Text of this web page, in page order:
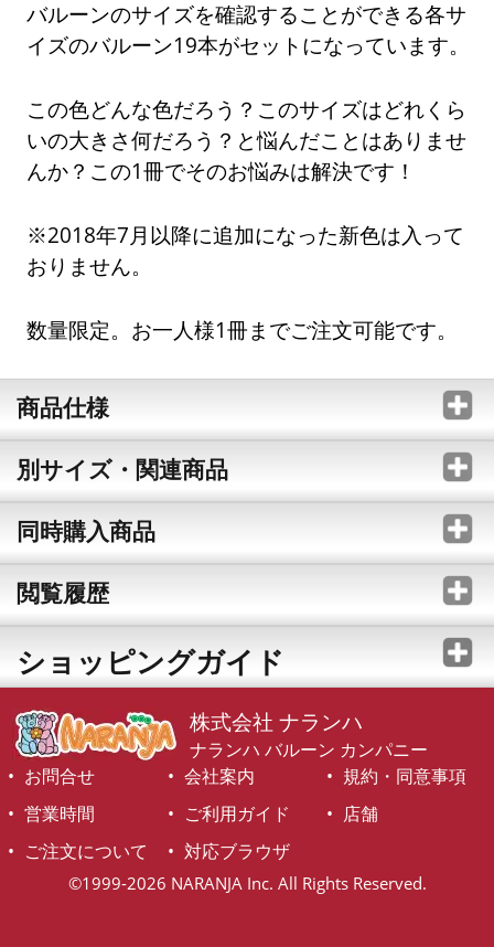
バルーンのサイズを確認することができる各サ
イズのバルーン19本がセットになっています。
この色どんな色だろう？このサイズはどれくら
いの大きさ何だろう？と悩んだことはありませ
んか？この1冊でそのお悩みは解決です！
※2018年7月以降に追加になった新色は入って
おりません。
数量限定。お一人様1冊までご注文可能です。
商品仕様
別サイズ・関連商品
同時購入商品
閲覧履歴
ショッピングガイド
株式会社 ナランハ
ナランハ バルーン カンパニー
お問合せ
会社案内
規約・同意事項
営業時間
ご利用ガイド
店舗
ご注文について
対応ブラウザ
©1999-2026 NARANJA Inc. All Rights Reserved.